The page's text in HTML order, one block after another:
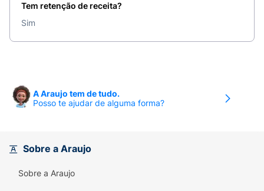
Tem retenção de receita?
Sim
A Araujo tem de tudo.
Posso te ajudar de alguma forma?
Sobre a Araujo
Sobre a Araujo